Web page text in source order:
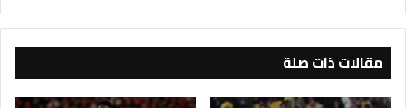
مقالات ذات صلة